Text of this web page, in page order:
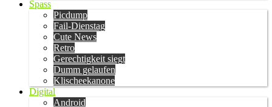
Spass
Picdump
Fail-Dienstag
Cute News
Retro
Gerechtigkeit siegt
Dumm gelaufen
Klischeekanone
Digital
Android